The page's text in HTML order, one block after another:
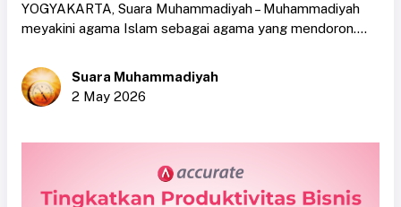
YOGYAKARTA, Suara Muhammadiyah – Muhammadiyah
meyakini agama Islam sebagai agama yang mendoron....
Suara Muhammadiyah
2 May 2026